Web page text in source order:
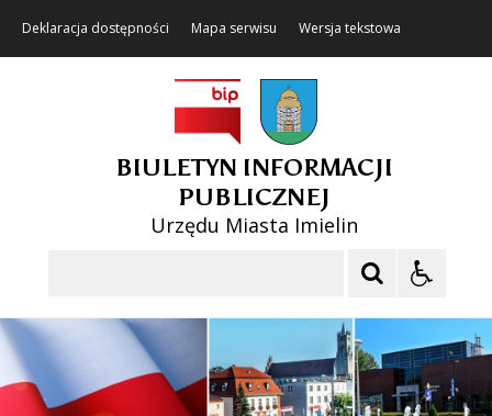
Deklaracja dostępności Mapa serwisu Wersja tekstowa
BIULETYN INFORMACJI
PUBLICZNEJ
Urzędu Miasta Imielin